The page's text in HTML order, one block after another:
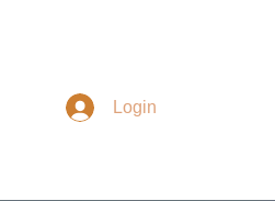
Login